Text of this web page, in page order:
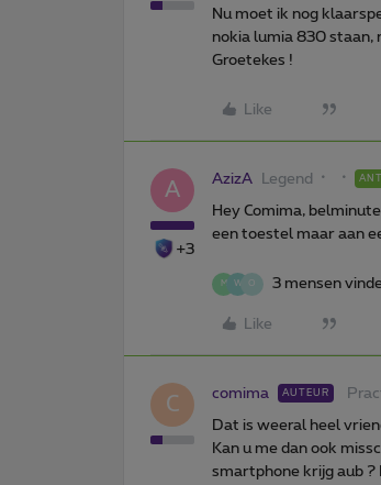
Nu moet ik nog
nokia lumia 830 staan,
Groetekes !
Like
A
+3
AzizA Legend
Hey Comima,
een toestel maar aan
M W O 3 mensen
Like
C comima AUTEUR
Dat is weeral heel
Kan u me dan ook
smartphone krijg aub ?